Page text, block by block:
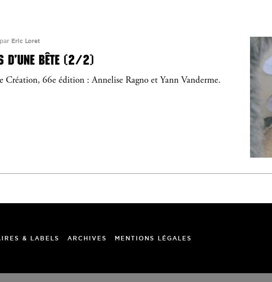
par Eric Loret
D’UNE BÊTE (2/2)
Création, 66e édition : Annelise Ragno et Yann Vanderme.
& LABELS ARCHIVES MENTIONS LÉGALES